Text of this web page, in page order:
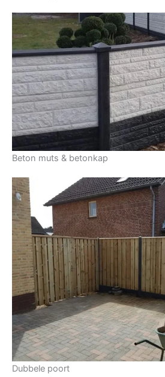
Beton muts & betonkap
Dubbele poort